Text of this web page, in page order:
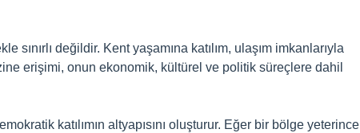
sınırlı değildir. Kent yaşamına katılım, ulaşım imkanlarıyla
erişimi, onun ekonomik, kültürel ve politik süreçlere dahil
katılımın altyapısını oluşturur. Eğer bir bölge yeterince